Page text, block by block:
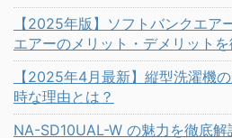
【2025年版】ソフトバンクエア
エアーのメリット・デメリットを
【2025年4月最新】縦型洗濯機
時な理由とは？
NA-SD10UAL-W の魅力を徹底